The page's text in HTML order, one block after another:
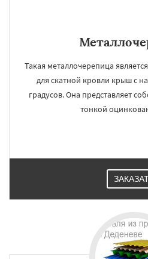
Такая металлочерепица
для скатной кровли крыш с
градусов. Она представляет
тонкой